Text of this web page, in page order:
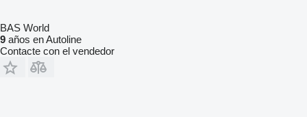
BAS World
9 años en Autoline
Contacte con el vendedor